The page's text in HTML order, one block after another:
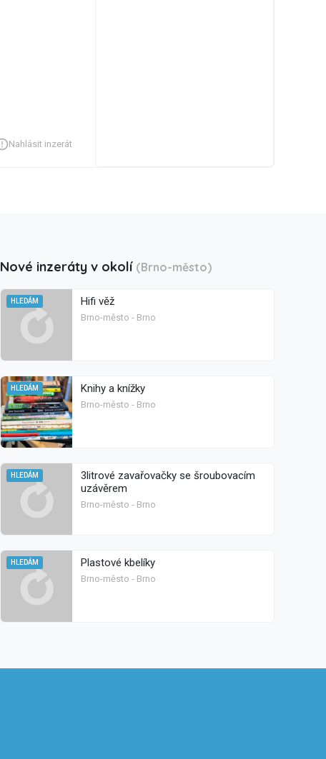
Nahlásit inzerát
Nové inzeráty v okolí (Brno-město)
HLEDÁM Hifi věž
Brno-město - Brno
HLEDÁM Knihy a knížky
Brno-město - Brno
HLEDÁM
3litrové zavařovačky se šroubovacím
uzávěrem
Brno-město - Brno
HLEDÁM Plastové kbelíky
Brno-město - Brno